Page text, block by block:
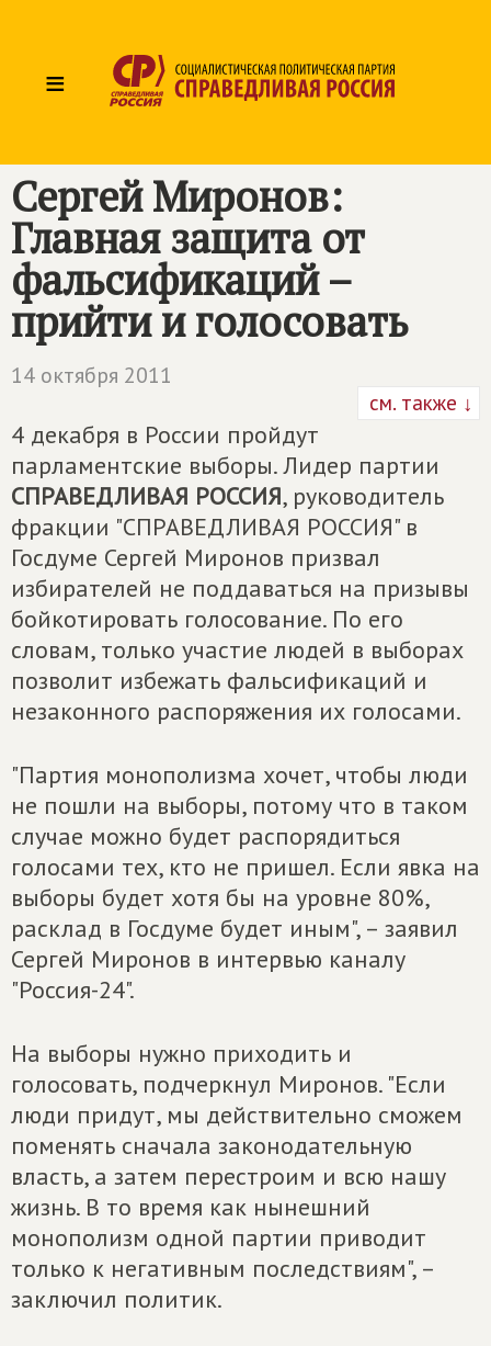
≡
Сергей Миронов:
Главная защита от
фальсификаций –
прийти и голосовать
14 октября 2011
см. также ↓
4 декабря в России пройдут
парламентские выборы. Лидер партии
СПРАВЕДЛИВАЯ РОССИЯ, руководитель
фракции "СПРАВЕДЛИВАЯ РОССИЯ" в
Госдуме Сергей Миронов призвал
избирателей не поддаваться на призывы
бойкотировать голосование. По его
словам, только участие людей в выборах
позволит избежать фальсификаций и
незаконного распоряжения их голосами.
"Партия монополизма хочет, чтобы люди
не пошли на выборы, потому что в таком
случае можно будет распорядиться
голосами тех, кто не пришел. Если явка на
выборы будет хотя бы на уровне 80%,
расклад в Госдуме будет иным", – заявил
Сергей Миронов в интервью каналу
"Россия-24".
На выборы нужно приходить и
голосовать, подчеркнул Миронов. "Если
люди придут, мы действительно сможем
поменять сначала законодательную
власть, а затем перестроим и всю нашу
жизнь. В то время как нынешний
монополизм одной партии приводит
только к негативным последствиям", –
заключил политик.